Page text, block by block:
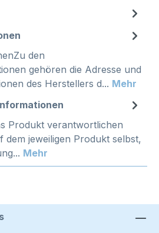
den
gehören die Adresse und
des Herstellers d... Mehr
Produkt verantwortlichen
dem jeweiligen Produkt selbst,
Mehr